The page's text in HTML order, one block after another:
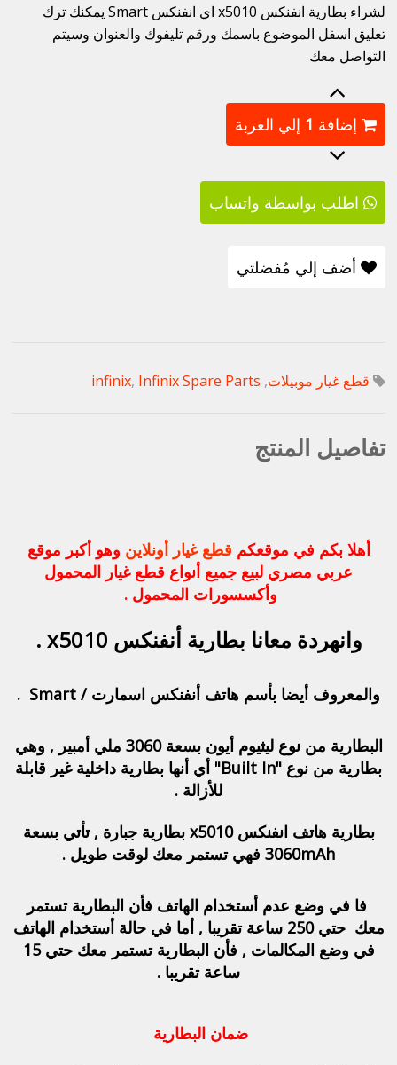
لشراء بطارية انفنكس x5010 اي انفنكس Smart يمكنك ترك
تعليق اسفل الموضوع باسمك ورقم تليفوك والعنوان وسيتم
التواصل معك
إضافة 1 إلي العربة
اطلب بواسطة واتساب
أضف إلي مُفضلتي
قطع غيار موبيلات,
infinix, Infinix Spare Parts
تفاصيل المنتج
أهلا بكم في موقعكم قطع غيار أونلاين وهو أكبر موقع
عربي مصري لبيع جميع أنواع قطع غيار المحمول
وأكسسورات المحمول .
وانهردة معانا بطارية أنفنكس x5010 .
والمعروف أيضا بأسم هاتف أنفنكس اسمارت / Smart .
البطارية من نوع ليثيوم أيون بسعة 3060 ملي أمبير , وهي
بطارية من نوع "Built In" أي أنها بطارية داخلية غير قابلة
للأزالة .
بطارية هاتف انفنكس x5010 بطارية جبارة , تأتي بسعة
3060mAh فهي تستمر معك لوقت طويل .
فا في وضع عدم أستخدام الهاتف فأن البطارية تستمر
معك حتي 250 ساعة تقريبا , أما في حالة أستخدام الهاتف
في وضع المكالمات , فأن البطارية تستمر معك حتي 15
ساعة تقريبا .
ضمان البطارية